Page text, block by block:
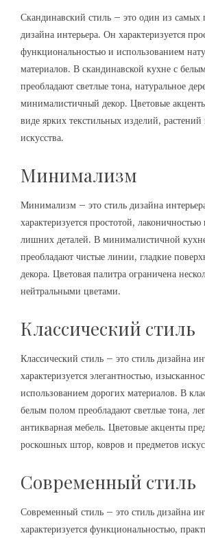
Скандинавский стиль – это один из самых
дизайна интерьера. Он характеризуется
функциональностью и использованием
материалов. В скандинавской кухне с
преобладают светлые тона, натуральное
минималистичный декор. Цветовые
виде ярких текстильных изделий, растений
искусства.
Минимализм
Минимализм – это стиль дизайна
характеризуется простотой, лаконичностью
лишних деталей. В минималистичной
преобладают чистые линии, гладкие
декора. Цветовая палитра ограничена
нейтральными цветами.
Классический стиль
Классический стиль – это стиль дизайна
характеризуется элегантностью,
использованием дорогих материалов. В
белым полом преобладают светлые тона,
антикварная мебель. Цветовые акценты
роскошных штор, ковров и предметов
Современный стиль
Современный стиль – это стиль дизайна
характеризуется функциональностью,